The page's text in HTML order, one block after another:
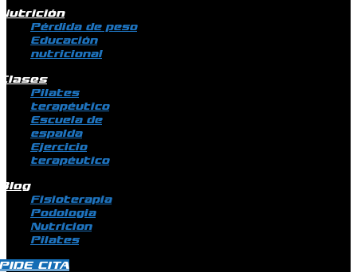
Pérdida de peso
Educación
nutricional
Pilates
terapéutico
Escuela de
espalda
Ejercicio
terapéutico
Fisioterapia
Podologia
Nutricion
Pilates
CITA